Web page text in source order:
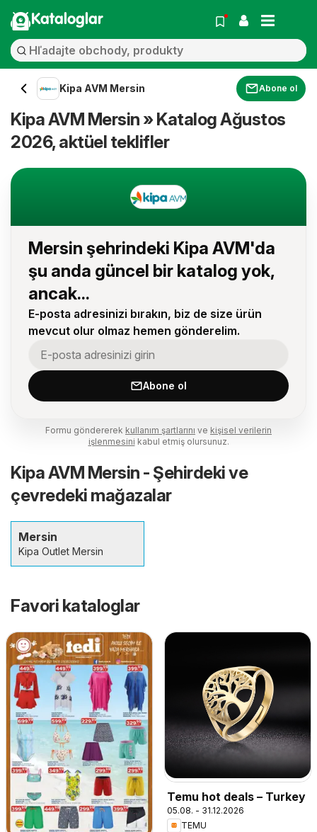
Kataloglar
Kipa AVM Mersin Abone ol
Kipa AVM Mersin » Katalog Ağustos
2026, aktüel teklifler
Mersin şehrindeki Kipa AVM'da
şu anda güncel bir katalog yok,
ancak...
E-posta adresinizi bırakın, biz de size ürün
mevcut olur olmaz hemen gönderelim.
Abone ol
Formu göndererek kullanım şartlarını ve kişisel verilerin
işlenmesini kabul etmiş olursunuz.
Kipa AVM Mersin - Şehirdeki ve
çevredeki mağazalar
Mersin
Kipa Outlet Mersin
Favori kataloglar
Temu hot deals – Turkey
05.08. - 31.12.2026
TEMU